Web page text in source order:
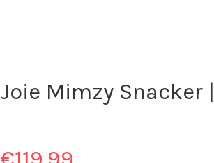
Joie Mimzy Snacker